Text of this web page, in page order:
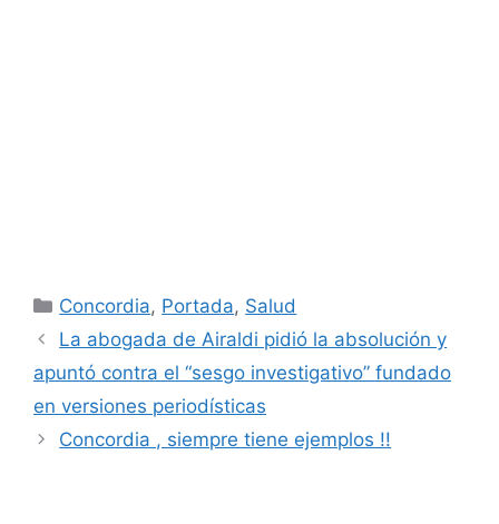
Categorías
Concordia, Portada, Salud
La abogada de Airaldi pidió la absolución y
apuntó contra el “sesgo investigativo” fundado
en versiones periodísticas
Concordia , siempre tiene ejemplos !!